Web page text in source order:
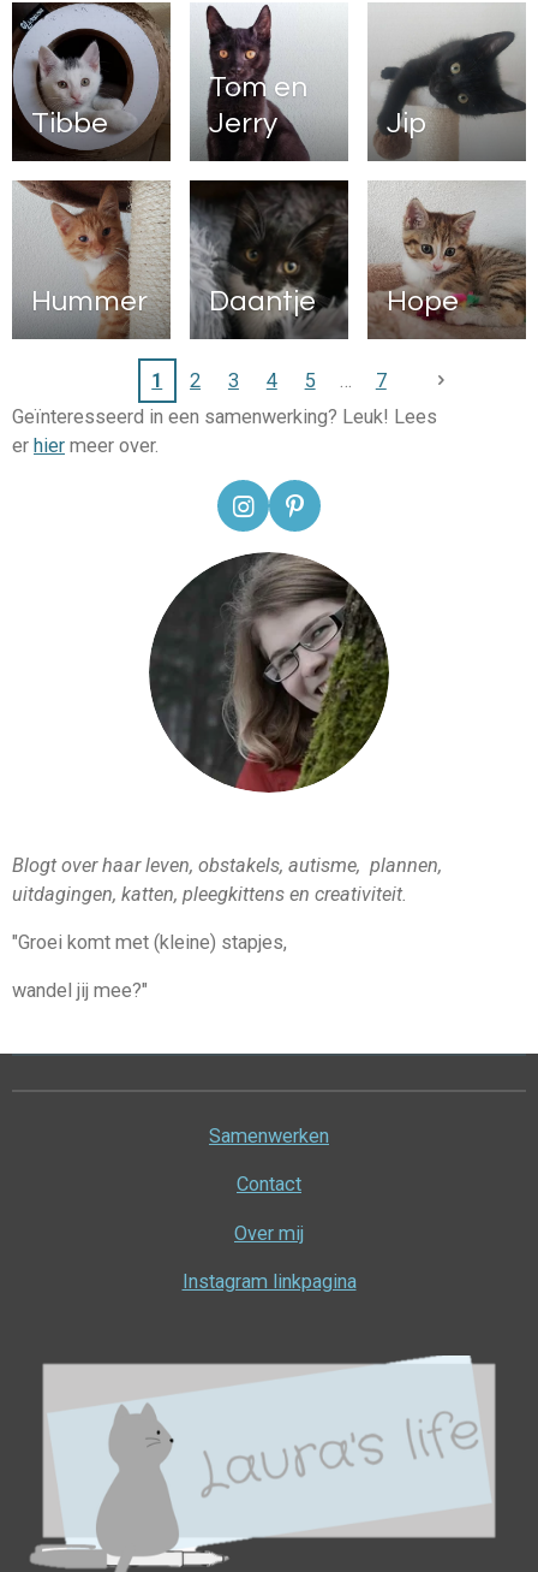
Tibbe
Tom en
Jerry
Jip
Hummer Daantje Hope
1 2 3 4 5
7
Geïnteresseerd in een samenwerking? Leuk! Lees
er hier meer over.
I
n
s
t
a
g
m
P
i
n
t
e
r
e
s
t
Blogt over haar leven, obstakels, autisme, plannen,
uitdagingen, katten, pleegkittens en creativiteit.
"Groei komt met (kleine) stapjes,
wandel jij mee?"
Samenwerken
Contact
Over mij
Instagram linkpagina